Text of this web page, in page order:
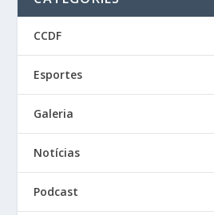
CCDF
Esportes
Galeria
Notícias
Podcast